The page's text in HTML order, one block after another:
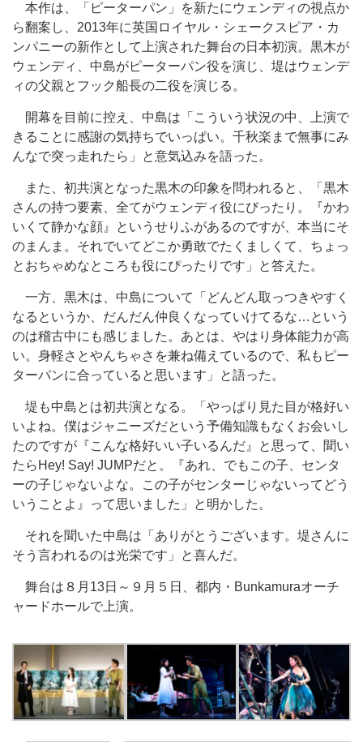
本作は、「ピーターパン」を新たにウェンディの視点か
ら翻案し、2013年に英国ロイヤル・シェークスピア・カ
ンパニーの新作として上演された舞台の日本初演。黒木が
ウェンディ、中島がピーターパン役を演じ、堤はウェンデ
ィの父親とフック船長の二役を演じる。
開幕を目前に控え、中島は「こういう状況の中、上演で
きることに感謝の気持ちでいっぱい。千秋楽まで無事にみ
んなで突っ走れたら」と意気込みを語った。
また、初共演となった黒木の印象を問われると、「黒木
さんの持つ要素、全てがウェンディ役にぴったり。『かわ
いくて静かな顔』というせりふがあるのですが、本当にそ
のまんま。それでいてどこか勇敢でたくましくて、ちょっ
とおちゃめなところも役にぴったりです」と答えた。
一方、黒木は、中島について「どんどん取っつきやすく
なるというか、だんだん仲良くなっていけてるな…という
のは稽古中にも感じました。あとは、やはり身体能力が高
い。身軽さとやんちゃさを兼ね備えているので、私もピー
ターパンに合っていると思います」と語った。
堤も中島とは初共演となる。「やっぱり見た目が格好い
いよね。僕はジャニーズだという予備知識もなくお会いし
たのですが『こんな格好いい子いるんだ』と思って、聞い
たらHey! Say! JUMPだと。『あれ、でもこの子、センタ
ーの子じゃないよな。この子がセンターじゃないってどう
いうことよ』って思いました」と明かした。
それを聞いた中島は「ありがとうございます。堤さんに
そう言われるのは光栄です」と喜んだ。
舞台は８月13日～９月５日、都内・Bunkamuraオーチ
ャードホールで上演。